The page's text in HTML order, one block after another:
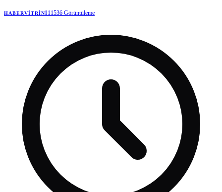
“Suça sürüklenen” yerine “adli süreçteki çocuk” ifadesinin yer aldığı
HABERVITRINI11536 Görüntüleme